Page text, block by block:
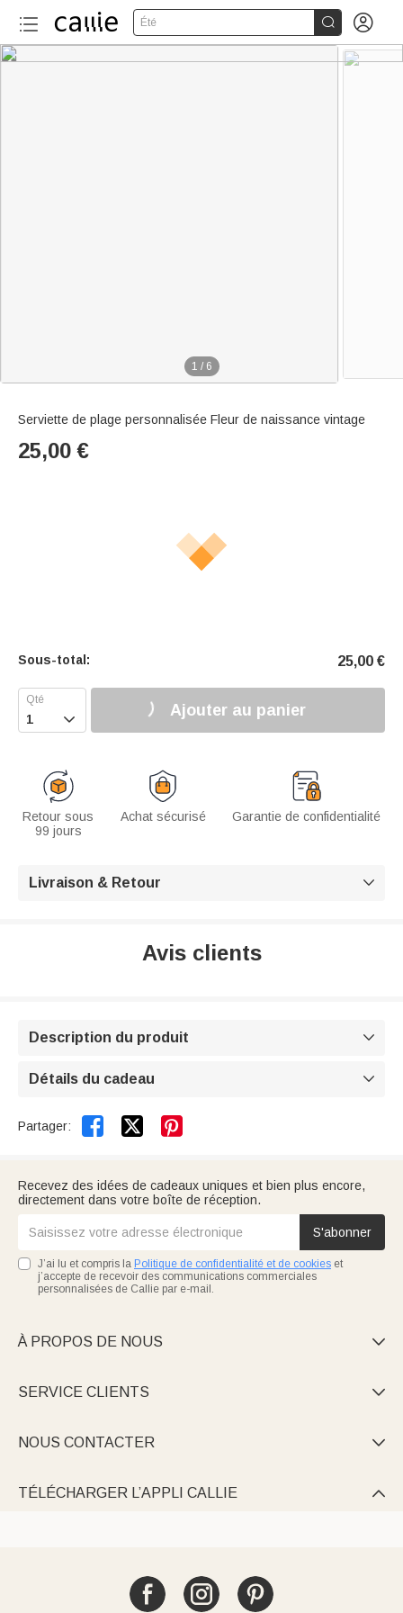
Été  
1 / 6
Serviette de plage personnalisée Fleur de naissance vintage
25,00 €
Sous-total: 25,00 €
 Ajouter au panier
Retour sous
99 jours
Achat sécurisé Garantie de confidentialité
Livraison & Retour 
Avis clients
Description du produit 
Détails du cadeau 
Partager:  
Recevez des idées de cadeaux uniques et bien plus encore,
directement dans votre boîte de réception.
S'abonner
J’ai lu et compris la Politique de confidentialité et de cookies et
j’accepte de recevoir des communications commerciales
personnalisées de Callie par e-mail.
À PROPOS DE NOUS 
SERVICE CLIENTS 
NOUS CONTACTER 
TÉLÉCHARGER L’APPLI CALLIE 